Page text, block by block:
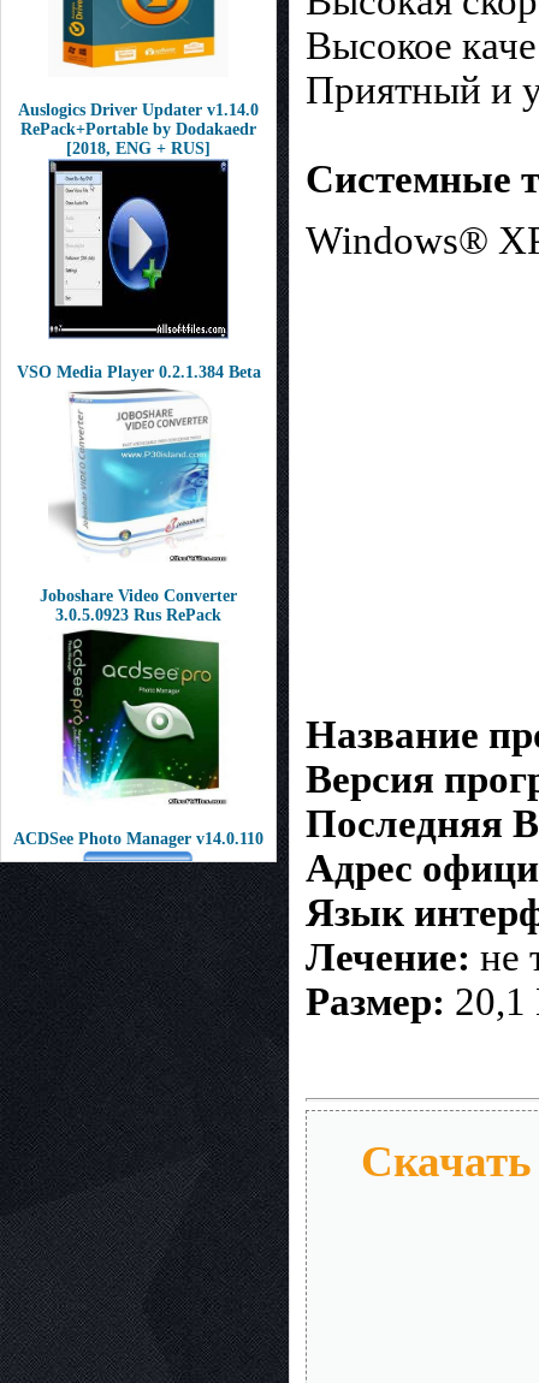
Auslogics Driver Updater v1.14.0
RePack+Portable by Dodakaedr
[2018, ENG + RUS]
VSO Media Player 0.2.1.384 Beta
Joboshare Video Converter
3.0.5.0923 Rus RePack
ACDSee Photo Manager v14.0.110
Высокое
Приятный и
Системные
Windows®
Название
Версия
Последняя
Адрес
Язык
Лечение: не
Размер: 20,1